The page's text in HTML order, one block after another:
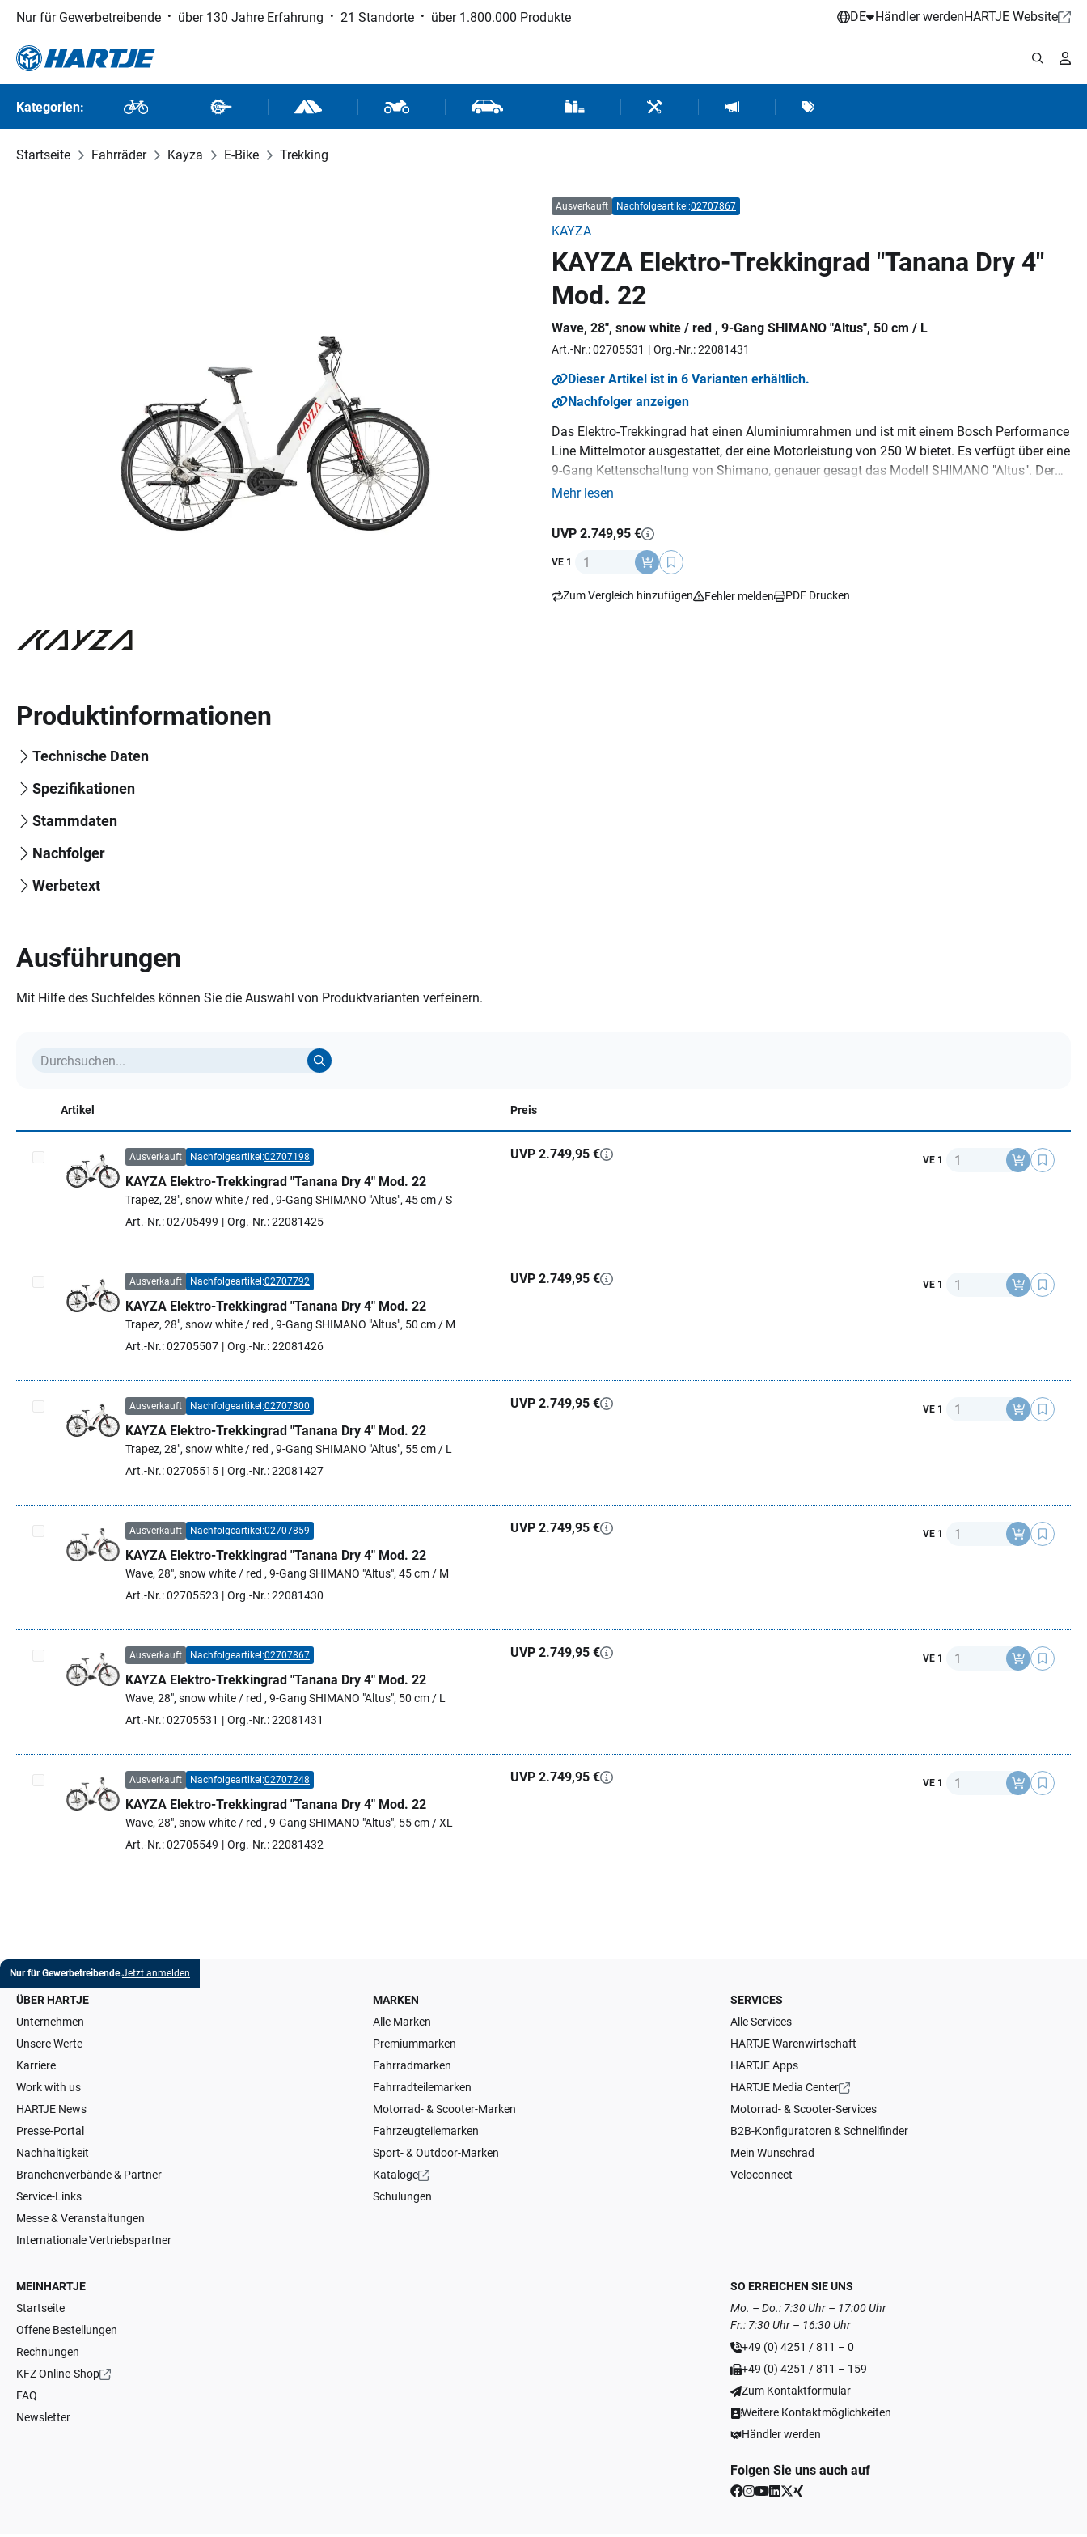
Hauptinhalt springen
Zur Suche springen
Zur Hauptnavigation springen
Nur für Gewerbetreibende über 130 Jahre Erfahrung 21 Standorte über 1.800.000 Produkte DE Händler werdenHARTJE Website
Kategorien: Fahrräder Fahrradteile Outdoor und SportMotorrad- und RollerteileFahrzeugteile und ZubehörVerbrauchsmaterial / Werkstattbedarf
Werkzeuge / Werkstattausrüstung
Hartje MarketingMarken
Startseite Fahrräder Kayza E-Bike Trekking
Ausverkauft Nachfolgeartikel:02707867
KAYZA
KAYZA Elektro-Trekkingrad "Tanana Dry 4"
Mod. 22
Wave, 28", snow white / red , 9-Gang SHIMANO "Altus", 50 cm / L
Art.-Nr.: 02705531 Org.-Nr.: 22081431
Dieser Artikel ist in 6 Varianten erhältlich.
Nachfolger anzeigen
Das Elektro-Trekkingrad hat einen Aluminiumrahmen und ist mit einem Bosch Performance
Line Mittelmotor ausgestattet, der eine Motorleistung von 250 W bietet. Es verfügt über eine
9-Gang Kettenschaltung von Shimano, genauer gesagt das Modell SHIMANO "Altus". Der
Antrieb erfolgt über eine Kette. Die Federgabel hat einen Gabelfederweg von 63 mm und die
beträgt 28". Die Akkukapazität liegt bei 500,0 Wh und das zulässige Systemgewicht beträgt
Mehr lesen
UVP 2.749,95 €
VE 1 Anzahl
Zum Vergleich hinzufügen Fehler melden PDF Drucken
Produktinformationen
Technische Daten
Spezifikationen
Stammdaten
Nachfolger
Werbetext
Ausführungen
Mit Hilfe des Suchfeldes können Sie die Auswahl von Produktvarianten verfeinern.
Artikel Preis
Artikel auswählen
Ausverkauft Nachfolgeartikel:02707198
KAYZA Elektro-Trekkingrad "Tanana Dry 4" Mod. 22
Trapez, 28", snow white / red , 9-Gang SHIMANO "Altus", 45 cm / S
Art.-Nr.: 02705499
Org.-Nr.: 22081425
UVP 2.749,95 € VE 1 Anzahl
Artikel auswählen
Ausverkauft Nachfolgeartikel:02707792
KAYZA Elektro-Trekkingrad "Tanana Dry 4" Mod. 22
Trapez, 28", snow white / red , 9-Gang SHIMANO "Altus", 50 cm / M
Art.-Nr.: 02705507
Org.-Nr.: 22081426
UVP 2.749,95 € VE 1 Anzahl
Artikel auswählen
Ausverkauft Nachfolgeartikel:02707800
KAYZA Elektro-Trekkingrad "Tanana Dry 4" Mod. 22
Trapez, 28", snow white / red , 9-Gang SHIMANO "Altus", 55 cm / L
Art.-Nr.: 02705515
Org.-Nr.: 22081427
UVP 2.749,95 € VE 1 Anzahl
Artikel auswählen
Ausverkauft Nachfolgeartikel:02707859
KAYZA Elektro-Trekkingrad "Tanana Dry 4" Mod. 22
Wave, 28", snow white / red , 9-Gang SHIMANO "Altus", 45 cm / M
Art.-Nr.: 02705523
Org.-Nr.: 22081430
UVP 2.749,95 € VE 1 Anzahl
Artikel auswählen
Ausverkauft Nachfolgeartikel:02707867
KAYZA Elektro-Trekkingrad "Tanana Dry 4" Mod. 22
Wave, 28", snow white / red , 9-Gang SHIMANO "Altus", 50 cm / L
Art.-Nr.: 02705531
Org.-Nr.: 22081431
UVP 2.749,95 € VE 1 Anzahl
Artikel auswählen
Ausverkauft Nachfolgeartikel:02707248
KAYZA Elektro-Trekkingrad "Tanana Dry 4" Mod. 22
Wave, 28", snow white / red , 9-Gang SHIMANO "Altus", 55 cm / XL
Art.-Nr.: 02705549
Org.-Nr.: 22081432
UVP 2.749,95 € VE 1 Anzahl
Nur für Gewerbetreibende.Jetzt anmelden
ÜBER HARTJE
Unternehmen
Unsere Werte
Karriere
Work with us
HARTJE News
Presse-Portal
Nachhaltigkeit
Branchenverbände & Partner
Service-Links
Messe & Veranstaltungen
Internationale Vertriebspartner
MARKEN
Alle Marken
Premiummarken
Fahrradmarken
Fahrradteilemarken
Motorrad- & Scooter-Marken
Fahrzeugteilemarken
Sport- & Outdoor-Marken
Kataloge
Schulungen
SERVICES
Alle Services
HARTJE Warenwirtschaft
HARTJE Apps
HARTJE Media Center
Motorrad- & Scooter-Services
B2B-Konfiguratoren & Schnellfinder
Mein Wunschrad
Veloconnect
MEINHARTJE
Startseite
Offene Bestellungen
Rechnungen
KFZ Online-Shop
FAQ
Newsletter
SO ERREICHEN SIE UNS
Mo. – Do.: 7:30 Uhr – 17:00 Uhr
Fr.: 7:30 Uhr – 16:30 Uhr
+49 (0) 4251 / 811 – 0
+49 (0) 4251 / 811 – 159
Zum Kontaktformular
Weitere Kontaktmöglichkeiten
Händler werden
Folgen Sie uns auch auf